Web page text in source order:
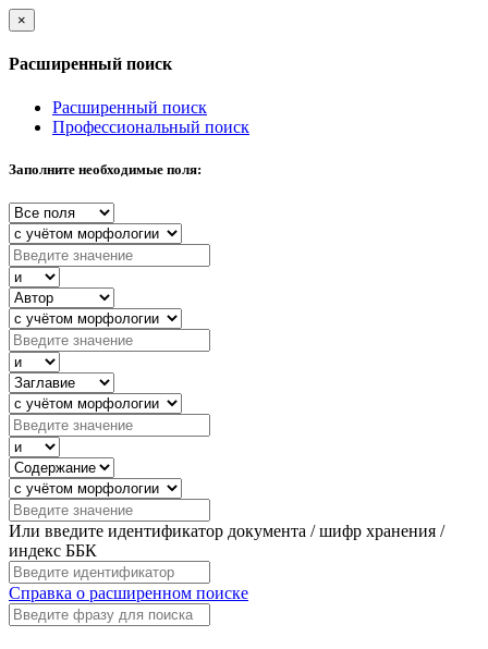
×
Расширенный поиск
Расширенный поиск
Профессиональный поиск
Заполните необходимые поля:
Или введите идентификатор документа / шифр хранения /
индекс ББК
Справка о расширенном поиске